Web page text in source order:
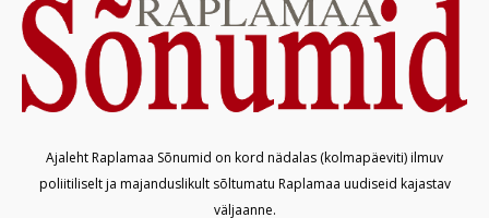
Ajaleht Raplamaa Sõnumid on kord nädalas (kolmapäeviti) ilmuv
poliitiliselt ja majanduslikult sõltumatu Raplamaa uudiseid kajastav
väljaanne.